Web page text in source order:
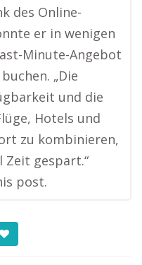
des Online-
er in wenigen
Minute-Angebot
„Die
und die
Hotels und
zu kombinieren,
Zeit gespart.“
post.